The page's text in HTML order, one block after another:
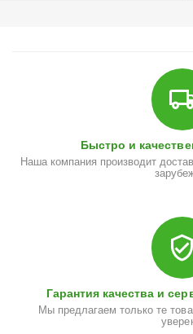
Быстро и
Наша компания производит
Гарантия качества и
Мы предлагаем только те